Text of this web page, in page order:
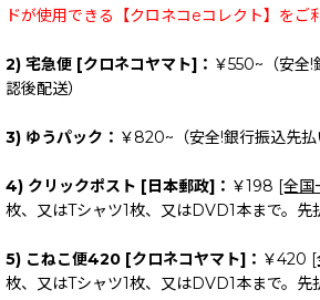
ドが使用できる【クロネコeコレクト】をご
2) 宅急便 [クロネコヤマト]： ￥550~（安全
認後配送）
3) ゆうパック： ￥820~（安全!銀行振込先払
4) クリックポスト [日本郵政]： ￥198 [全国
枚、又はTシャツ1枚、又はDVD1本まで。先
5) こねこ便420 [クロネコヤマト]： ￥420 [
枚、又はTシャツ1枚、又はDVD1本まで。先